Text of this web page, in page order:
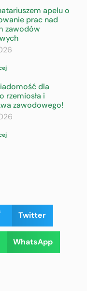
apelu o
prac nad
zawodów
dla
rzemiosła i
zawodowego!
Twitter
WhatsApp